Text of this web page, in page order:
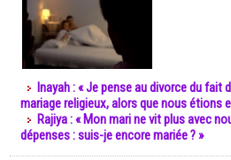
Inayah : « Je pense au divorce du fait
mariage religieux, alors que nous étions
Rajiya : « Mon mari ne vit plus avec
dépenses : suis-je encore mariée ? »